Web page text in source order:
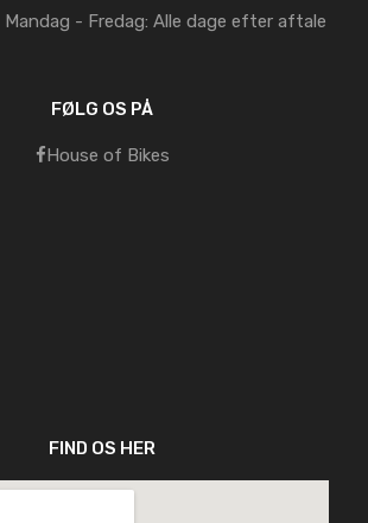
Mandag - Fredag: Alle dage efter aftale
FØLG OS PÅ
House of Bikes
FIND OS HER